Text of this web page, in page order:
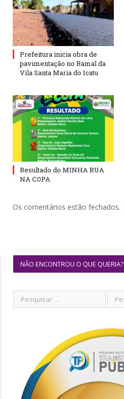
Prefeitura inicia obra de
pavimentação no Ramal da
Vila Santa Maria do Icatu
Resultado do MINHA RUA
NA COPA
Os comentários estão fechados.
NÃO ENCONTROU O QUE QUERIA?